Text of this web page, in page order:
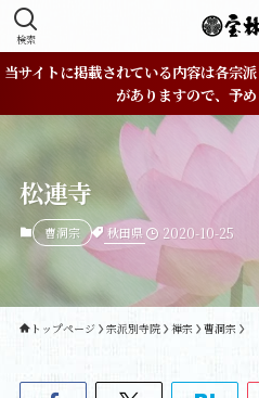
検索
当サイトに掲載されている内容は各宗
がありますので、予め
松連寺
曹洞宗 秋田県 2020-10-25
トップページ 宗派別寺院 禅宗 曹洞宗